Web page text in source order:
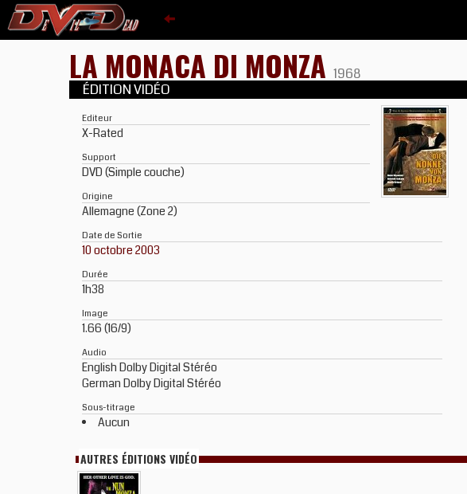
LA MONACA DI MONZA 1968
ÉDITION VIDÉO
Editeur
X-Rated
Support
DVD (Simple couche)
Origine
Allemagne (Zone 2)
Date de Sortie
10 octobre 2003
Durée
1h38
Image
1.66 (16/9)
Audio
English Dolby Digital Stéréo
German Dolby Digital Stéréo
Sous-titrage
Aucun
AUTRES ÉDITIONS VIDÉO